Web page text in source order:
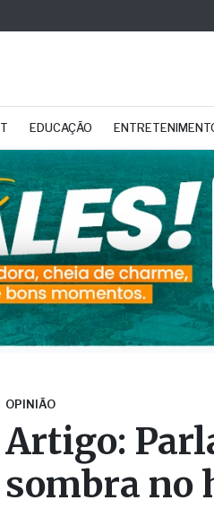
EDUCAÇÃO
OPINIÃO
Artigo:
sombra no